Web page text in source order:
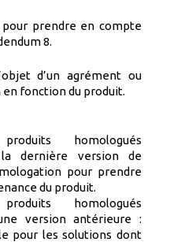
prendre en compte
8.
d’un agrément ou
fonction du produit.
homologués
dernière version de
pour prendre
du produit.
homologués
version antérieure :
pour les solutions dont